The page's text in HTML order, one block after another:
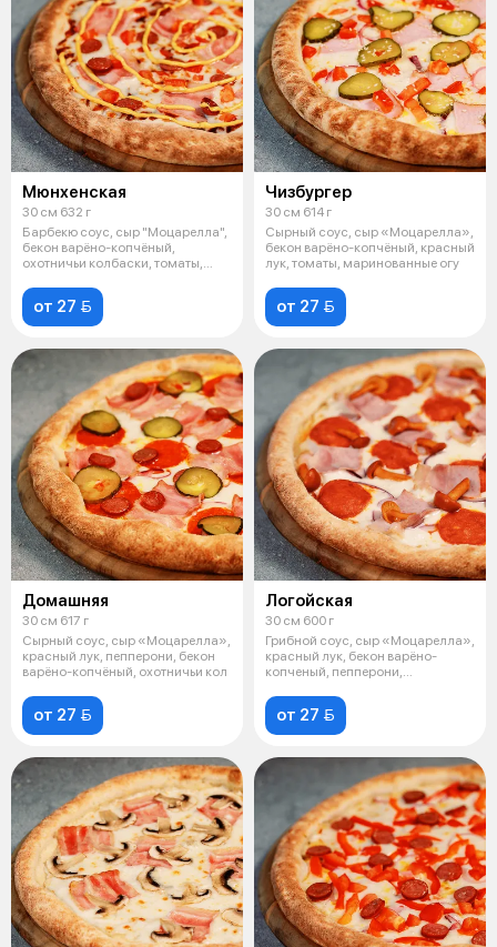
Мюнхенская
30 см 632 г
Барбекю соус, сыр "Моцарелла",
бекон варёно-копчёный,
охотничьи колбаски, томаты,
от 27 
Чизбургер
30 см 614 г
Сырный соус, сыр «Моцарелла»,
бекон варёно-копчёный, красный
лук, томаты, маринованные огу
от 27 
Домашняя
30 см 617 г
Сырный соус, сыр «Моцарелла»,
красный лук, пепперони, бекон
варёно-копчёный, охотничьи кол
от 27 
Логойская
30 см 600 г
Грибной соус, сыр «Моцарелла»,
красный лук, бекон варёно-
копченый, пепперони,
от 27 